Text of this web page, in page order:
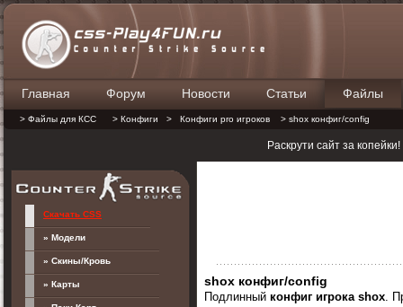
Главная Форум Новости Статьи Файлы
> Файлы для КСС > Конфиги > Конфиги pro игроков > shox конфиг/config
Раскрути сайт за
shox конфиг/config
Подлинный конфиг игрока shox.
Скачать CSS
» Модели
» Скины/Кровь
» Карты